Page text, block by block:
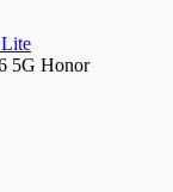
5G Honor